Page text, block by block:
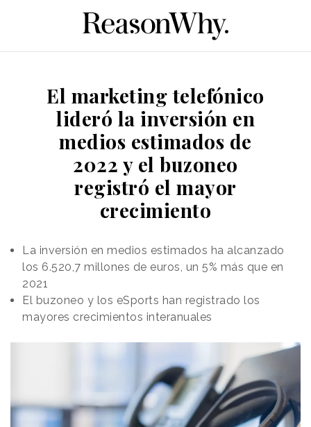
El marketing telefónico
lideró la inversión en
medios estimados de
2022 y el buzoneo
registró el mayor
crecimiento
La inversión en medios estimados ha alcanzado
los 6.520,7 millones de euros, un 5% más que en
2021
El buzoneo y los eSports han registrado los
mayores crecimientos interanuales